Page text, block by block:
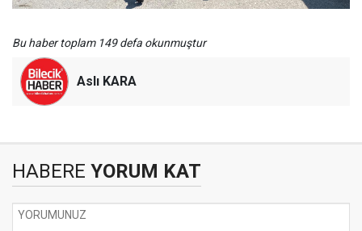
Bu haber toplam 149 defa okunmuştur
Aslı KARA
HABERE YORUM KAT